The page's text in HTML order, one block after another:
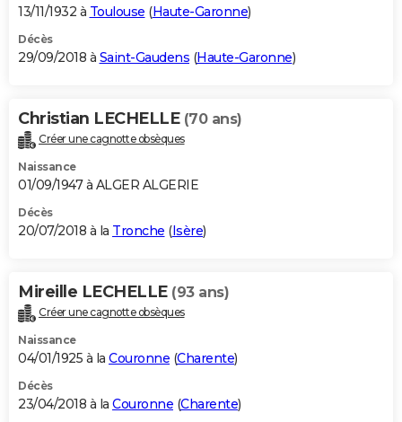
13/11/1932 à Toulouse (Haute-Garonne)
Décès
29/09/2018 à Saint-Gaudens (Haute-Garonne)
Christian LECHELLE (70 ans)
Créer une cagnotte obsèques
Naissance
01/09/1947 à ALGER ALGERIE
Décès
20/07/2018 à la Tronche (Isère)
Mireille LECHELLE (93 ans)
Créer une cagnotte obsèques
Naissance
04/01/1925 à la Couronne (Charente)
Décès
23/04/2018 à la Couronne (Charente)